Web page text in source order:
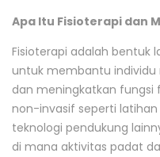
Apa Itu Fisioterapi dan
Fisioterapi adalah bentuk
untuk membantu
dan meningkatkan fungsi
non-invasif seperti
teknologi pendukung
di mana aktivitas padat